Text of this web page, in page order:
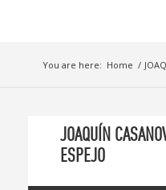
You are here: Home /
JOAQUÍN
ESPEJO